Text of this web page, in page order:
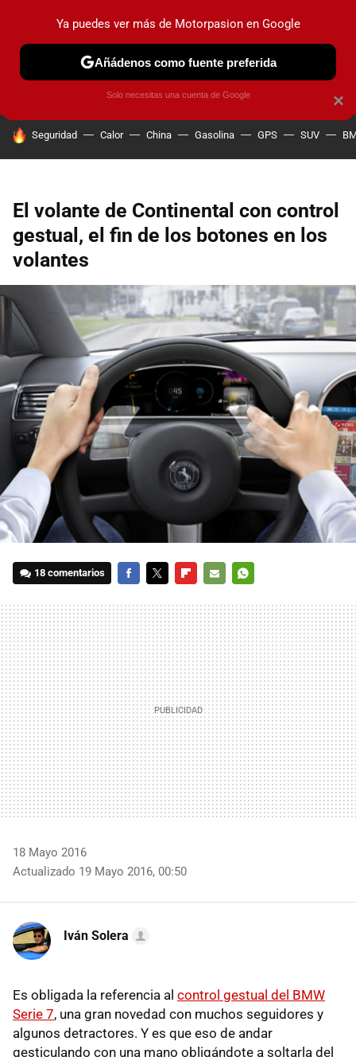
PRUEBAS COCHES ELÉCTRICOS OBSERVATORIO
HOY SE HABLA DE
Seguridad Calor China Gasolina GPS SUV
El volante de Continental con control
gestual, el fin de los botones en los
volantes
18 comentarios
MAIL
18 Mayo 2016
Actualizado 19 Mayo 2016, 00:50
Iván Solera
Es obligada la referencia al control gestual del BMW
Serie 7, una gran novedad con muchos seguidores y
algunos detractores. Y es que eso de andar
gesticulando con una mano obligándote a soltarla del
×
Ya puedes ver más de Motorpasion en Google
Añádenos como fuente preferida
Solo necesitas una cuenta de Google